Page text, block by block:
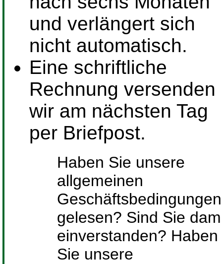
und verlängert sich
nicht automatisch.
Eine schriftliche
Rechnung versenden
wir am nächsten Tag
per Briefpost.
Haben Sie unsere
allgemeinen
Geschäftsbedingungen
gelesen? Sind Sie
einverstanden? Haben
Sie unsere